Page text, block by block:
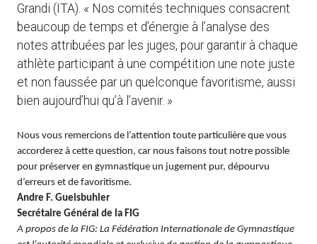
Grandi (ITA). « Nos comités techniques consacrent
beaucoup de temps et d’énergie à l’analyse des
notes attribuées par les juges, pour garantir à chaque
athlète participant à une compétition une note juste
et non faussée par un quelconque favoritisme, aussi
bien aujourd’hui qu’à l’avenir. »
Nous vous remercions de l’attention toute particulière que vous
accorderez à cette question, car nous faisons tout notre possible
pour préserver en gymnastique un jugement pur, dépourvu
d’erreurs et de favoritisme.
Andre F. Gueisbuhler
Secrétaire Général de la FIG
A propos de la FIG: La Fédération Internationale de Gymnastique